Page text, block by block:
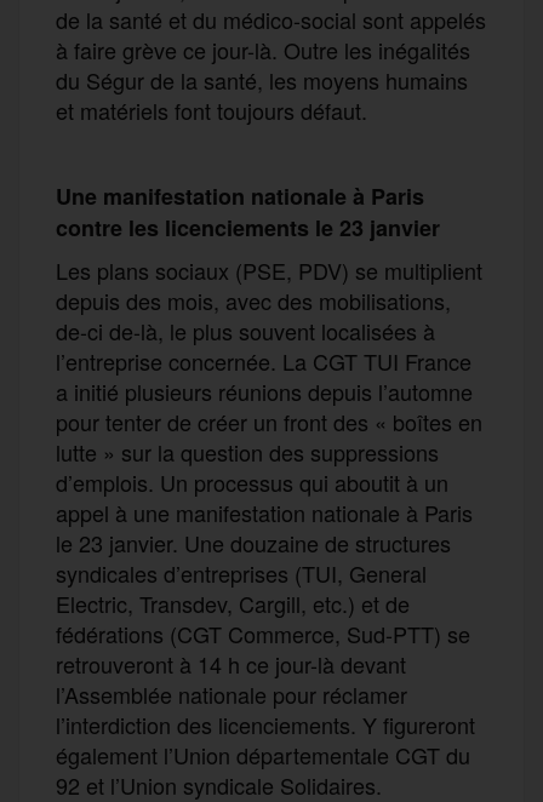
de la santé et du médico-social sont appelés
à faire grève ce jour-là. Outre les inégalités
du Ségur de la santé, les moyens humains
et matériels font toujours défaut.
Une manifestation nationale à Paris
contre les licenciements le 23 janvier
Les plans sociaux (PSE, PDV) se multiplient
depuis des mois, avec des mobilisations,
de-ci de-là, le plus souvent localisées à
l’entreprise concernée. La CGT TUI France
a initié plusieurs réunions depuis l’automne
pour tenter de créer un front des « boîtes en
lutte » sur la question des suppressions
d’emplois. Un processus qui aboutit à un
appel à une manifestation nationale à Paris
le 23 janvier. Une douzaine de structures
syndicales d’entreprises (TUI, General
Electric, Transdev, Cargill, etc.) et de
fédérations (CGT Commerce, Sud-PTT) se
retrouveront à 14 h ce jour-là devant
l’Assemblée nationale pour réclamer
l’interdiction des licenciements. Y figureront
également l’Union départementale CGT du
92 et l’Union syndicale Solidaires.